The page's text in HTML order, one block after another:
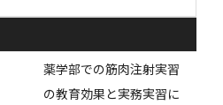
薬学部での筋肉注射実習
の教育効果と実務実習に